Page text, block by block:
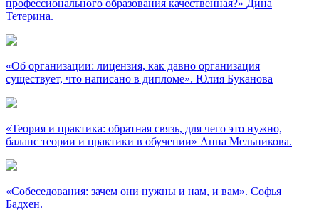
профессионального образования качественная?» Дина
Тетерина.
«Об организации: лицензия, как давно организация
существует, что написано в дипломе». Юлия Буканова
«Теория и практика: обратная связь, для чего это нужно,
баланс теории и практики в обучении» Анна Мельникова.
«Собеседования: зачем они нужны и нам, и вам». Софья
Бадхен.